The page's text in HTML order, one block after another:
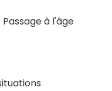
à l'âge